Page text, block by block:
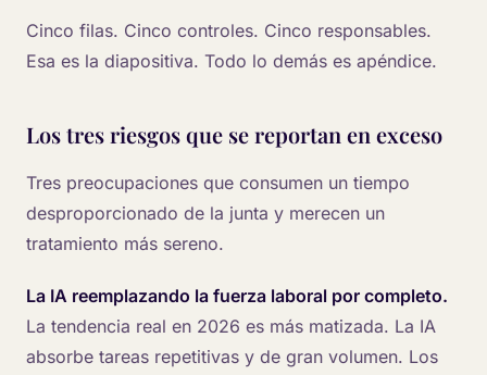
Cinco filas. Cinco controles. Cinco responsables.
Esa es la diapositiva. Todo lo demás es apéndice.
Los tres riesgos que se reportan en exceso
Tres preocupaciones que consumen un tiempo
desproporcionado de la junta y merecen un
tratamiento más sereno.
La IA reemplazando la fuerza laboral por completo.
La tendencia real en 2026 es más matizada. La IA
absorbe tareas repetitivas y de gran volumen. Los